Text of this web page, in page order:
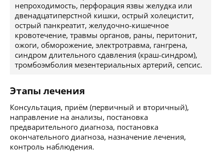
непроходимость, перфорация язвы желудка или
двенадцатиперстной кишки, острый холецистит,
острый панкреатит, желудочно-кишечное
кровотечение, травмы органов, раны, перитонит,
ожоги, обморожение, электротравма, гангрена,
синдром длительного сдавления (краш-синдром),
тромбоэмболия мезентериальных артерий, сепсис.
Этапы лечения
Консультация, приём (первичный и вторичный),
направление на анализы, постановка
предварительного диагноза, постановка
окончательного диагноза, назначение лечения,
контроль наблюдения.